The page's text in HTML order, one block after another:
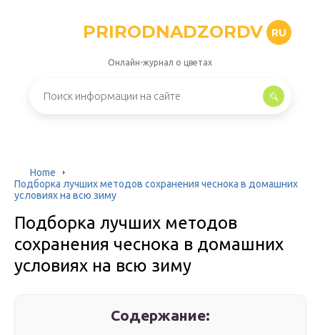
PRIRODNADZORDV RU
Онлайн-журнал о цветах
Home
Подборка лучших методов сохранения чеснока в домашних
условиях на всю зиму
Подборка лучших методов
сохранения чеснока в домашних
условиях на всю зиму
Содержание: